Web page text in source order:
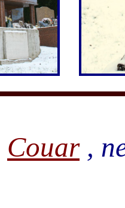
Couar,